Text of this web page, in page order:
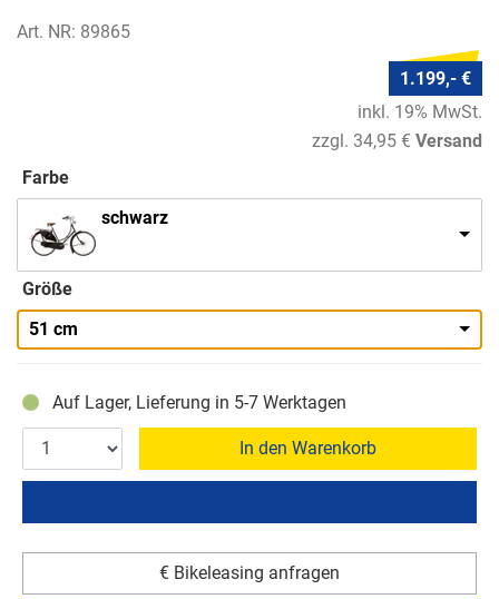
Art. NR: 89865
1.199,- €
inkl. 19% MwSt.
zzgl. 34,95 € Versand
Farbe
schwarz
Größe
51 cm
Auf Lager, Lieferung in 5-7 Werktagen
In den Warenkorb
€ Bikeleasing anfragen